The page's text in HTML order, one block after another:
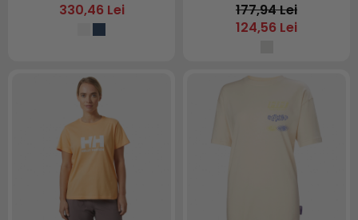
330,46 Lei
177,94 Lei
124,56 Lei